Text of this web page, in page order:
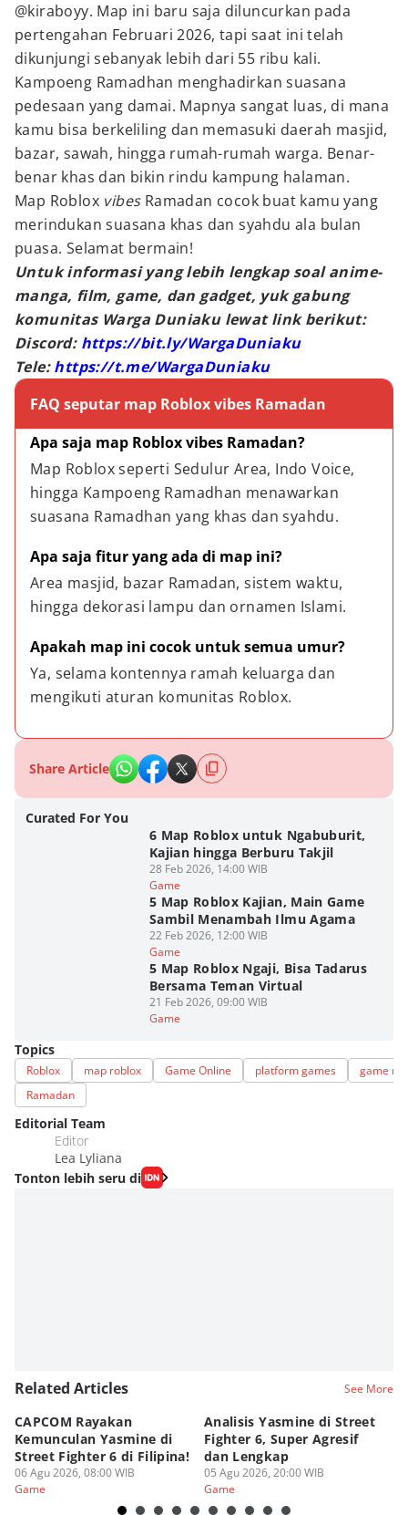
@kiraboyy. Map ini baru saja diluncurkan pada
pertengahan Februari 2026, tapi saat ini telah
dikunjungi sebanyak lebih dari 55 ribu kali.
Kampoeng Ramadhan menghadirkan suasana
pedesaan yang damai. Mapnya sangat luas, di mana
kamu bisa berkeliling dan memasuki daerah masjid,
bazar, sawah, hingga rumah-rumah warga. Benar-
benar khas dan bikin rindu kampung halaman.
Map Roblox vibes Ramadan cocok buat kamu yang
merindukan suasana khas dan syahdu ala bulan
puasa. Selamat bermain!
Untuk informasi yang lebih lengkap soal anime-
manga, film, game, dan gadget, yuk gabung
komunitas Warga Duniaku lewat link berikut:
Discord: https://bit.ly/WargaDuniaku
Tele:https://t.me/WargaDuniaku
FAQ seputar map Roblox vibes Ramadan
Apa saja map Roblox vibes Ramadan?
Map Roblox seperti Sedulur Area, Indo Voice,
hingga Kampoeng Ramadhan menawarkan
suasana Ramadhan yang khas dan syahdu.
Apa saja fitur yang ada di map ini?
Area masjid, bazar Ramadan, sistem waktu,
hingga dekorasi lampu dan ornamen Islami.
Apakah map ini cocok untuk semua umur?
Ya, selama kontennya ramah keluarga dan
mengikuti aturan komunitas Roblox.
Share Article
Curated For You
6 Map Roblox untuk Ngabuburit,
Kajian hingga Berburu Takjil
28 Feb 2026, 14:00 WIB
Game
5 Map Roblox Kajian, Main Game
Sambil Menambah Ilmu Agama
22 Feb 2026, 12:00 WIB
Game
5 Map Roblox Ngaji, Bisa Tadarus
Bersama Teman Virtual
21 Feb 2026, 09:00 WIB
Game
Topics
Roblox map roblox Game Online platform games
game
Ramadan
Editorial Team
Editor
Lea Lyliana
Tonton lebih seru di
Related Articles See More
CAPCOM Rayakan
Kemunculan Yasmine di
Street Fighter 6 di Filipina!
06 Agu 2026, 08:00 WIB
Game
Analisis Yasmine di Street
Fighter 6, Super Agresif
dan Lengkap
05 Agu 2026, 20:00 WIB
Game